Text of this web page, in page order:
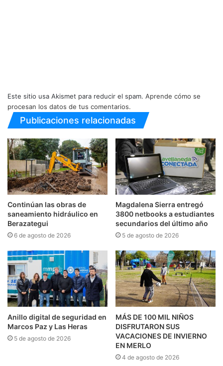
Este sitio usa Akismet para reducir el spam. Aprende cómo se
procesan los datos de tus comentarios.
Publicaciones relacionadas
Continúan las obras de
saneamiento hidráulico en
Berazategui
6 de agosto de 2026
Magdalena Sierra entregó
3800 netbooks a estudiantes
secundarios del último año
5 de agosto de 2026
Anillo digital de seguridad en
Marcos Paz y Las Heras
5 de agosto de 2026
MÁS DE 100 MIL NIÑOS
DISFRUTARON SUS
VACACIONES DE INVIERNO
EN MERLO
4 de agosto de 2026